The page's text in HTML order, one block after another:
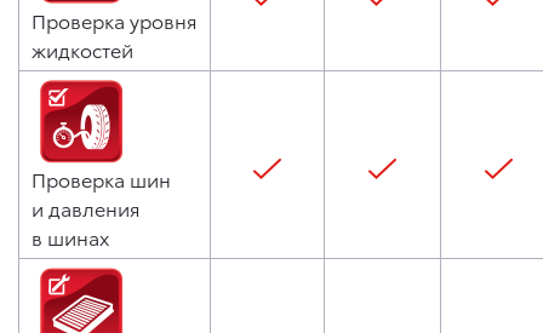
Проверка уровня
жидкостей
Проверка шин
и давления
в шинах